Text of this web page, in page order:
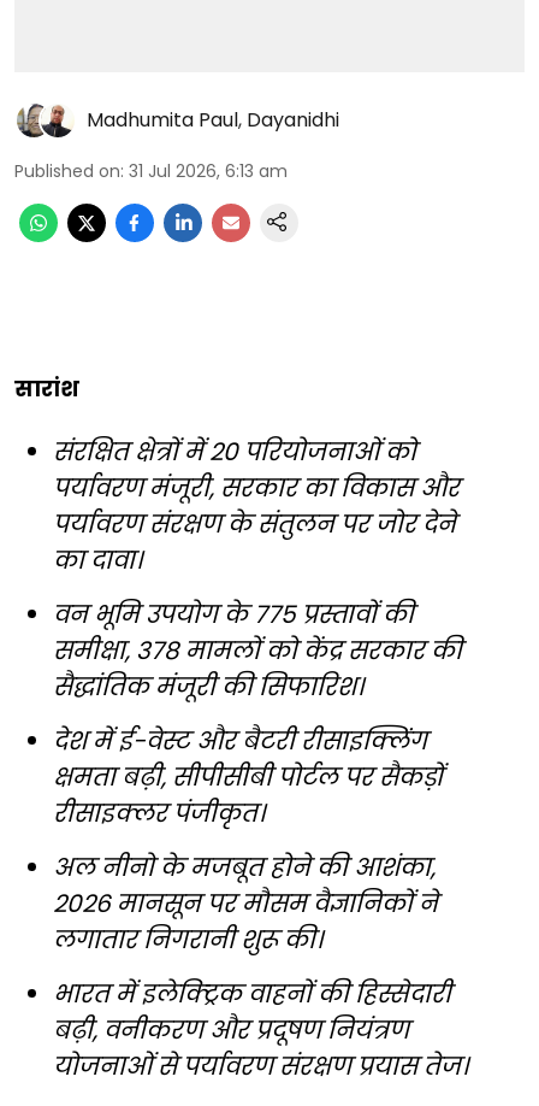
Madhumita Paul, Dayanidhi
Published on: 31 Jul 2026, 6:13 am
सारांश
संरक्षित क्षेत्रों में 20 परियोजनाओं को
पर्यावरण मंजूरी, सरकार का विकास और
पर्यावरण संरक्षण के संतुलन पर जोर देने
का दावा।
वन भूमि उपयोग के 775 प्रस्तावों की
समीक्षा, 378 मामलों को केंद्र सरकार की
सैद्धांतिक मंजूरी की सिफारिश।
देश में ई-वेस्ट और बैटरी रीसाइक्लिंग
क्षमता बढ़ी, सीपीसीबी पोर्टल पर सैकड़ों
रीसाइक्लर पंजीकृत।
अल नीनो के मजबूत होने की आशंका,
2026 मानसून पर मौसम वैज्ञानिकों ने
लगातार निगरानी शुरू की।
भारत में इलेक्ट्रिक वाहनों की हिस्सेदारी
बढ़ी, वनीकरण और प्रदूषण नियंत्रण
योजनाओं से पर्यावरण संरक्षण प्रयास तेज।